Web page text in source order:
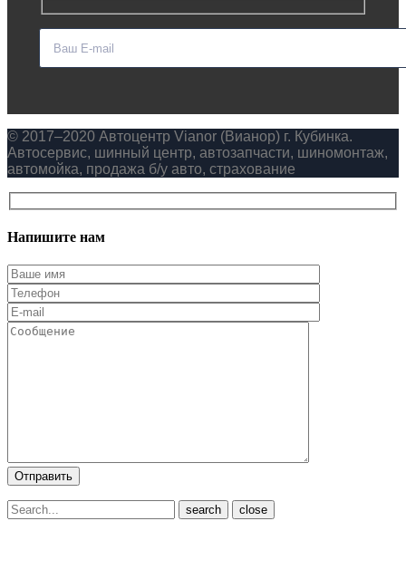
© 2017–2020 Автоцентр Vianor (Вианор) г. Кубинка.
Автосервис, шинный центр, автозапчасти, шиномонтаж,
автомойка, продажа б/у авто, страхование
Напишите нам
close